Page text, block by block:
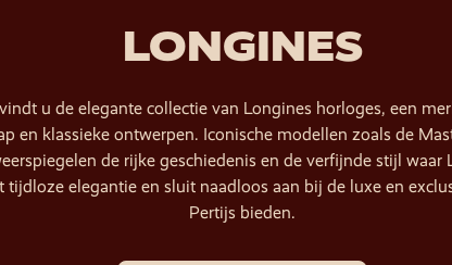
LONGINES
u de elegante collectie van Longines horloges, een
en klassieke ontwerpen. Iconische modellen zoals de
de rijke geschiedenis en de verfijnde stijl waar
tijdloze elegantie en sluit naadloos aan bij de luxe en
Pertijs bieden.